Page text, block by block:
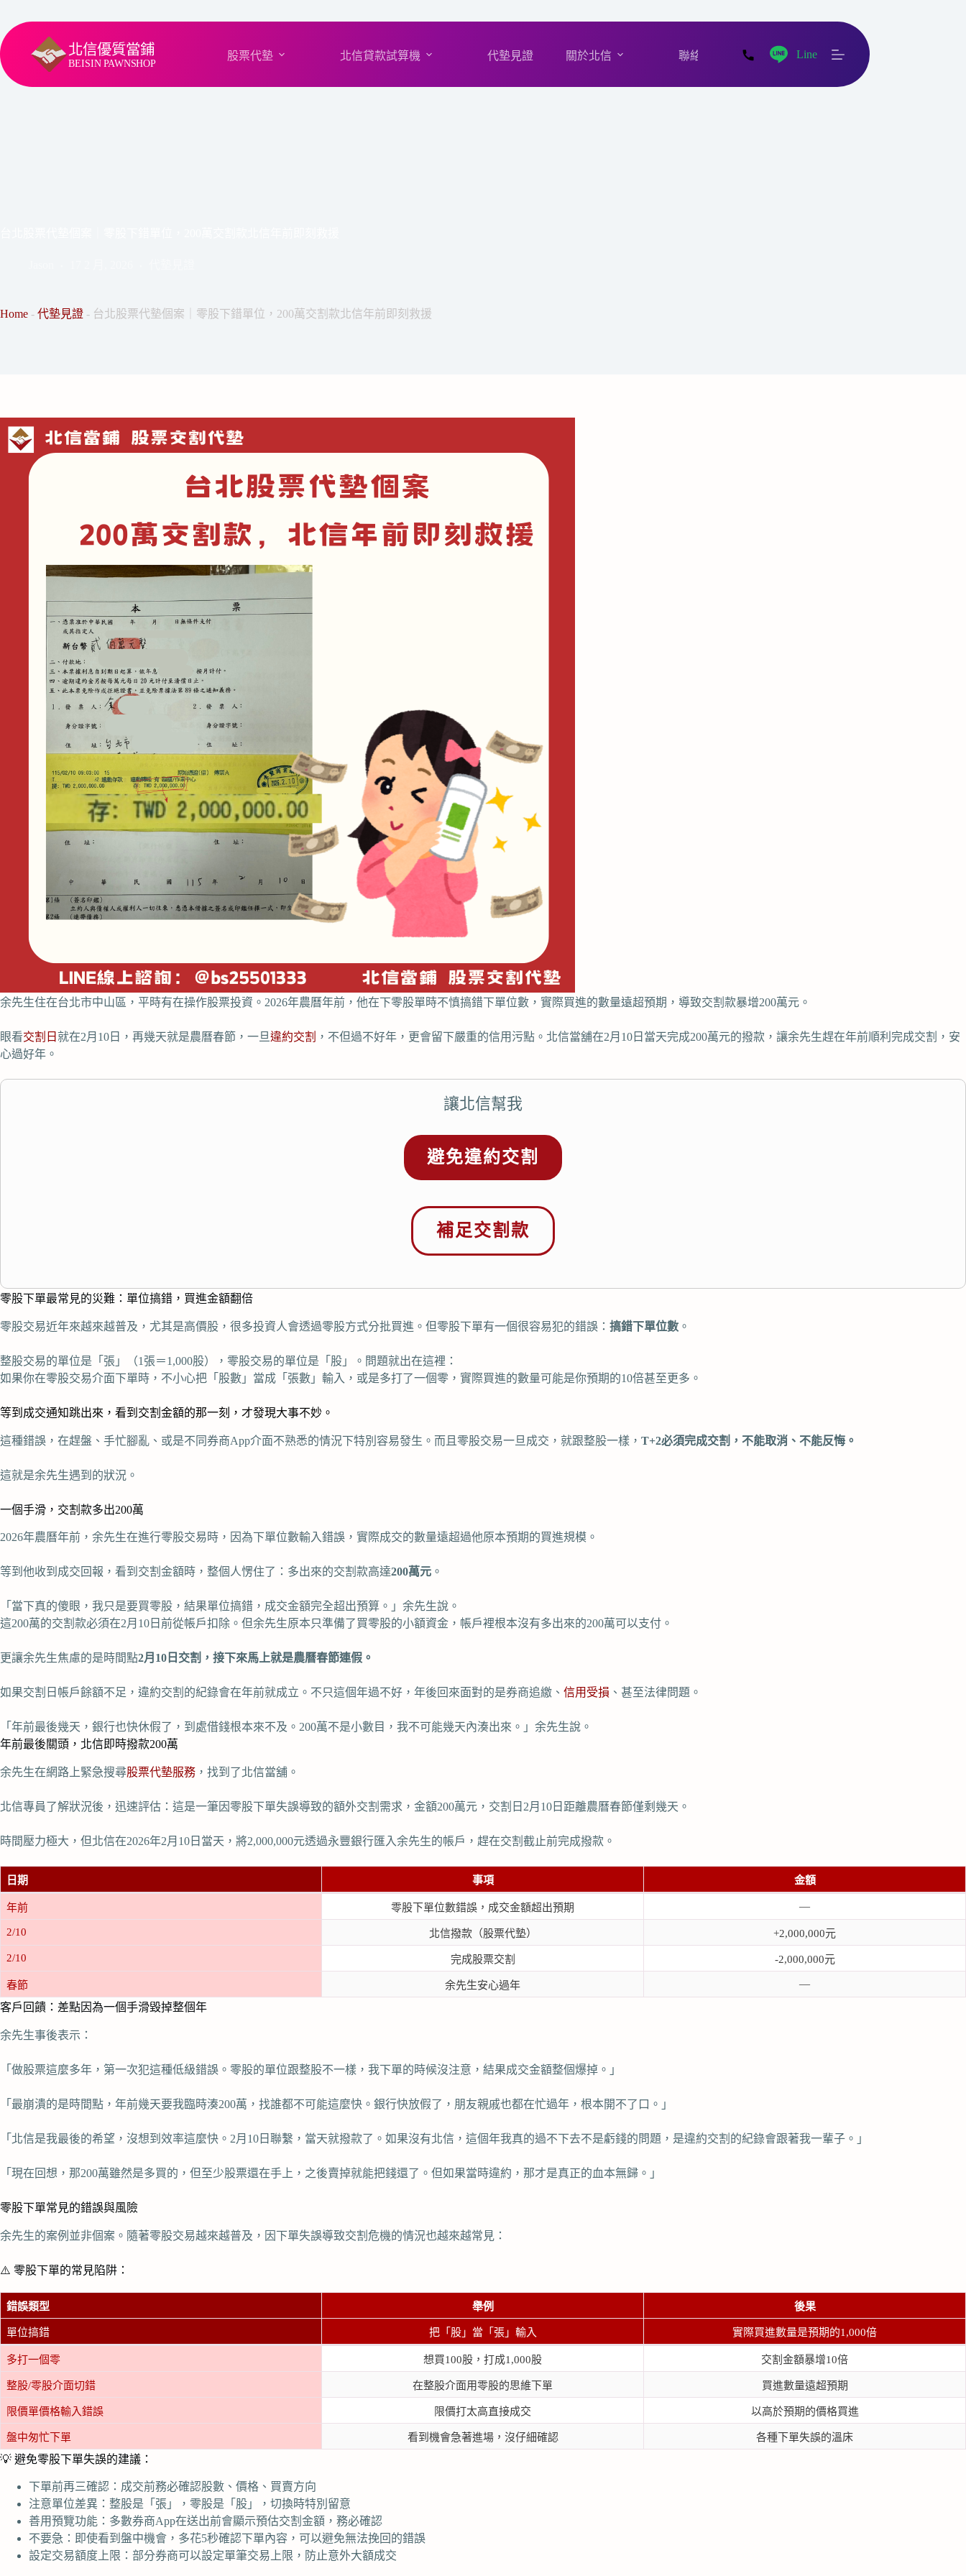
北信優質當鋪
BEISIN PAWNSHOP
股票代墊 北信貸款試算機 代墊見證 關於北信 聯絡我們 Line
Home - 代墊見證 - 台北股票代墊個案｜零股下錯單位，200萬交割款北信年前即刻救援
余先生住在台北市中山區，平時有在操作股票投資。2026年農曆年前，他在下零股單時不慎搞錯下單位數，實際買進的數量遠超預期，導致交割款暴增200萬元。
眼看交割日 就在2月10日，再幾天就是農曆春節，一旦違約交割 ，不但過不好年，更會留下嚴重的信用污點。北信當舖在2月10日當天完成200萬元的撥款，讓余先生趕在年前順利完成交割，安
心過好年。
讓北信幫我
避免違約交割
補足交割款
零股下單最常見的災難：單位搞錯，買進金額翻倍
零股交易近年來越來越普及，尤其是高價股，很多投資人會透過零股方式分批買進。但零股下單有一個很容易犯的錯誤： 搞錯下單位數 。
整股交易的單位是「張」（1張＝1,000股），零股交易的單位是「股」。問題就出在這裡：
如果你在零股交易介面下單時，不小心把「股數」當成「張數」輸入，或是多打了一個零，實際買進的數量可能是你預期的10倍甚至更多。
等到成交通知跳出來，看到交割金額的那一刻，才發現大事不妙。
這種錯誤，在趕盤、手忙腳亂、或是不同券商App介面不熟悉的情況下特別容易發生。而且零股交易一旦成交，就跟整股一樣， T+2必須完成交割，不能取消、不能反悔。
這就是余先生遇到的狀況。
一個手滑，交割款多出200萬
2026年農曆年前，余先生在進行零股交易時，因為下單位數輸入錯誤，實際成交的數量遠超過他原本預期的買進規模。
等到他收到成交回報，看到交割金額時，整個人愣住了：多出來的交割款高達200萬元 。
「當下真的傻眼，我只是要買零股，結果單位搞錯，成交金額完全超出預算。」余先生說。
這200萬的交割款必須在2月10日前從帳戶扣除。但余先生原本只準備了買零股的小額資金，帳戶裡根本沒有多出來的200萬可以支付。
更讓余先生焦慮的是時間點2月10日交割，接下來馬上就是農曆春節連假。
如果交割日帳戶餘額不足，違約交割的紀錄會在年前就成立。不只這個年過不好，年後回來面對的是券商追繳、 信用受損 、甚至法律問題。
「年前最後幾天，銀行也快休假了，到處借錢根本來不及。200萬不是小數目，我不可能幾天內湊出來。」余先生說。
年前最後關頭，北信即時撥款200萬
余先生在網路上緊急搜尋股票代墊服務 ，找到了北信當舖。
北信專員了解狀況後，迅速評估：這是一筆因零股下單失誤導致的額外交割需求，金額200萬元，交割日2月10日距離農曆春節僅剩幾天。
時間壓力極大，但北信在2026年2月10日當天，將2,000,000元透過永豐銀行匯入余先生的帳戶，趕在交割截止前完成撥款。
日期 事項 金額
年前 零股下單位數錯誤，成交金額超出預期 —
2/10 北信撥款（股票代墊） +2,000,000元
2/10 完成股票交割 -2,000,000元
春節 余先生安心過年 —
客戶回饋：差點因為一個手滑毀掉整個年
余先生事後表示：
「做股票這麼多年，第一次犯這種低級錯誤。零股的單位跟整股不一樣，我下單的時候沒注意，結果成交金額整個爆掉。」
「最崩潰的是時間點，年前幾天要我臨時湊200萬，找誰都不可能這麼快。銀行快放假了，朋友親戚也都在忙過年，根本開不了口。」
「北信是我最後的希望，沒想到效率這麼快。2月10日聯繫，當天就撥款了。如果沒有北信，這個年我真的過不下去不是虧錢的問題，是違約交割的紀錄會跟著我一輩子。」
「現在回想，那200萬雖然是多買的，但至少股票還在手上，之後賣掉就能把錢還了。但如果當時違約，那才是真正的血本無歸。」
零股下單常見的錯誤與風險
余先生的案例並非個案。隨著零股交易越來越普及，因下單失誤導致交割危機的情況也越來越常見：
⚠️ 零股下單的常見陷阱：
錯誤類型 舉例 後果
單位搞錯 把「股」當「張」輸入 實際買進數量是預期的1,000倍
多打一個零 想買100股，打成1,000股 交割金額暴增10倍
整股/零股介面切錯 在整股介面用零股的思維下單 買進數量遠超預期
限價單價格輸入錯誤 限價打太高直接成交 以高於預期的價格買進
盤中匆忙下單 看到機會急著進場，沒仔細確認 各種下單失誤的溫床
💡 避免零股下單失誤的建議：
下單前再三確認：成交前務必確認股數、價格、買賣方向
注意單位差異：整股是「張」，零股是「股」，切換時特別留意
善用預覽功能：多數券商App在送出前會顯示預估交割金額，務必確認
不要急：即使看到盤中機會，多花5秒確認下單內容，可以避免無法挽回的錯誤
設定交易額度上限：部分券商可以設定單筆交易上限，防止意外大額成交